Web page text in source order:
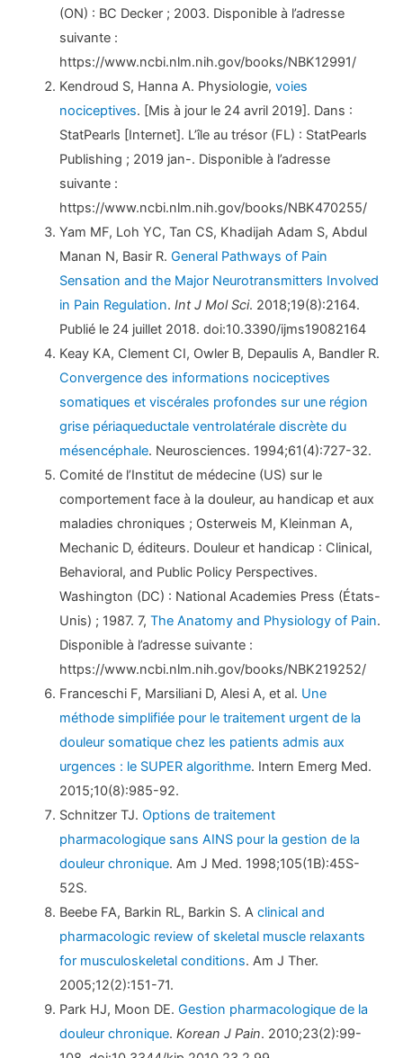
(ON) : BC Decker ; 2003. Disponible à l’adresse
suivante :
https://www.ncbi.nlm.nih.gov/books/NBK12991/
Kendroud S, Hanna A. Physiologie,voies
nociceptives. [Mis à jour le 24 avril 2019]. Dans :
StatPearls [Internet]. L’île au trésor (FL) : StatPearls
Publishing ; 2019 jan-. Disponible à l’adresse
suivante :
https://www.ncbi.nlm.nih.gov/books/NBK470255/
Yam MF, Loh YC, Tan CS, Khadijah Adam S, Abdul
Manan N, Basir R.General Pathways of Pain
Sensation and the Major Neurotransmitters Involved
in Pain Regulation.Int J Mol Sci. 2018;19(8):2164.
Publié le 24 juillet 2018. doi:10.3390/ijms19082164
Keay KA, Clement CI, Owler B, Depaulis A, Bandler R.
Convergence des informations nociceptives
somatiques et viscérales profondes sur une région
grise périaqueductale ventrolatérale discrète du
mésencéphale. Neurosciences. 1994;61(4):727-32.
Comité de l’Institut de médecine (US) sur le
comportement face à la douleur, au handicap et aux
maladies chroniques ; Osterweis M, Kleinman A,
Mechanic D, éditeurs. Douleur et handicap : Clinical,
Behavioral, and Public Policy Perspectives.
Washington (DC) : National Academies Press (États-
Unis) ; 1987. 7,The Anatomy and Physiology of Pain.
Disponible à l’adresse suivante :
https://www.ncbi.nlm.nih.gov/books/NBK219252/
Franceschi F, Marsiliani D, Alesi A, et al. Une
méthode simplifiée pour le traitement urgent de la
douleur somatique chez les patients admis aux
urgences : le SUPER algorithme. Intern Emerg Med.
2015;10(8):985-92.
Schnitzer TJ.Options de traitement
pharmacologique sans AINS pour la gestion de la
douleur chronique. Am J Med. 1998;105(1B):45S-
52S.
Beebe FA, Barkin RL, Barkin S. Aclinical and
pharmacologic review of skeletal muscle relaxants
for musculoskeletal conditions. Am J Ther.
2005;12(2):151-71.
Park HJ, Moon DE.Gestion pharmacologique de la
douleur chronique.Korean J Pain. 2010;23(2):99-